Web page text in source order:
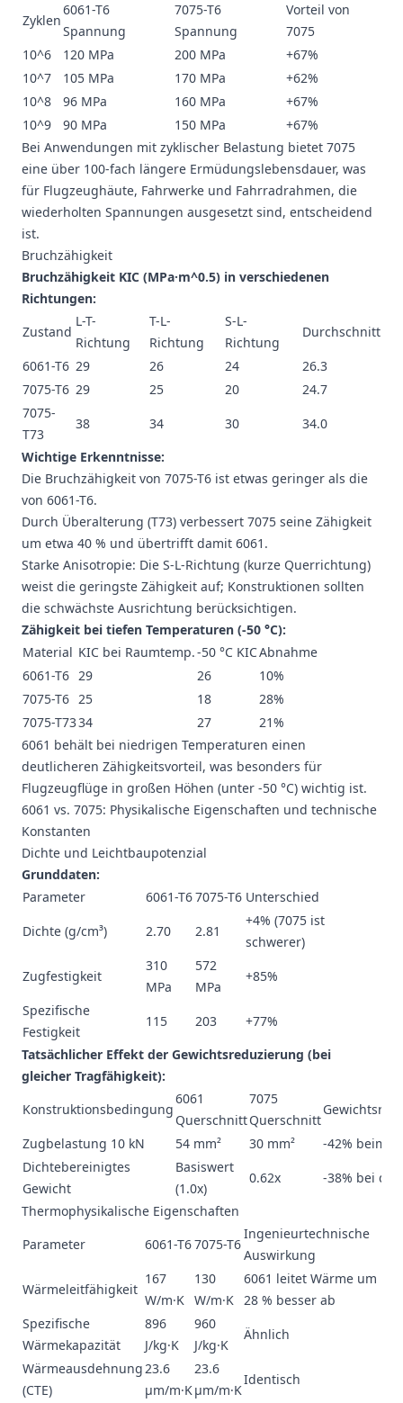
Zyklen
6061-T6
Spannung
7075-T6
Spannung
Vorteil von
7075
10^6
120 MPa 200 MPa
+67%
10^7
105 MPa 170 MPa
+62%
10^8
96 MPa 160 MPa
+67%
10^9
90 MPa 150 MPa
+67%
Bei Anwendungen mit zyklischer Belastung bietet 7075
eine über 100-fach längere Ermüdungslebensdauer, was
für Flugzeughäute, Fahrwerke und Fahrradrahmen, die
wiederholten Spannungen ausgesetzt sind, entscheidend
ist.
Bruchzähigkeit
Bruchzähigkeit KIC (MPa·m^0.5) in verschiedenen
Richtungen:
Zustand
L-T-
Richtung
T-L-
Richtung
S-L-
Richtung
Durchschnitt
6061-T6 29 26 24
26.3
7075-T6 29 25 20
24.7
7075-
T73
38 34 30
34.0
Wichtige Erkenntnisse:
Die Bruchzähigkeit von 7075-T6 ist etwas geringer als die
von 6061-T6.
Durch Überalterung (T73) verbessert 7075 seine Zähigkeit
um etwa 40 % und übertrifft damit 6061.
Starke Anisotropie: Die S-L-Richtung (kurze Querrichtung)
weist die geringste Zähigkeit auf; Konstruktionen sollten
die schwächste Ausrichtung berücksichtigen.
Zähigkeit bei tiefen Temperaturen (-50 °C):
Material KIC bei Raumtemp.-50 °C KICAbnahme
6061-T6 29 26
10%
7075-T6 25 18
28%
7075-T7334 27
21%
6061 behält bei niedrigen Temperaturen einen
deutlicheren Zähigkeitsvorteil, was besonders für
Flugzeugflüge in großen Höhen (unter -50 °C) wichtig ist.
6061 vs. 7075: Physikalische Eigenschaften und technische
Konstanten
Dichte und Leichtbaupotenzial
Grunddaten:
Parameter
6061-T67075-T6 Unterschied
Dichte (g/cm³)
2.70 2.81
+4% (7075 ist
schwerer)
Zugfestigkeit
310
MPa
572
MPa
+85%
Spezifische
Festigkeit
115 203
+77%
Tatsächlicher Effekt der Gewichtsreduzierung (bei
gleicher Tragfähigkeit):
Konstruktionsbedingung
6061
Querschnitt
7075
Querschnitt
Zugbelastung 10 kN
54 mm² 30 mm²
-42% beim
Dichtebereinigtes
Gewicht
Basiswert
(1.0x)
0.62x
-38% bei der
Thermophysikalische Eigenschaften
Parameter
6061-T67075-T6
Ingenieurtechnische
Auswirkung
Wärmeleitfähigkeit
167
W/m·K
130
W/m·K
6061 leitet Wärme um
28 % besser ab
Spezifische
Wärmekapazität
896
J/kg·K
960
J/kg·K
Ähnlich
Wärmeausdehnung
(CTE)
23.6
µm/m·K
23.6
µm/m·K
Identisch